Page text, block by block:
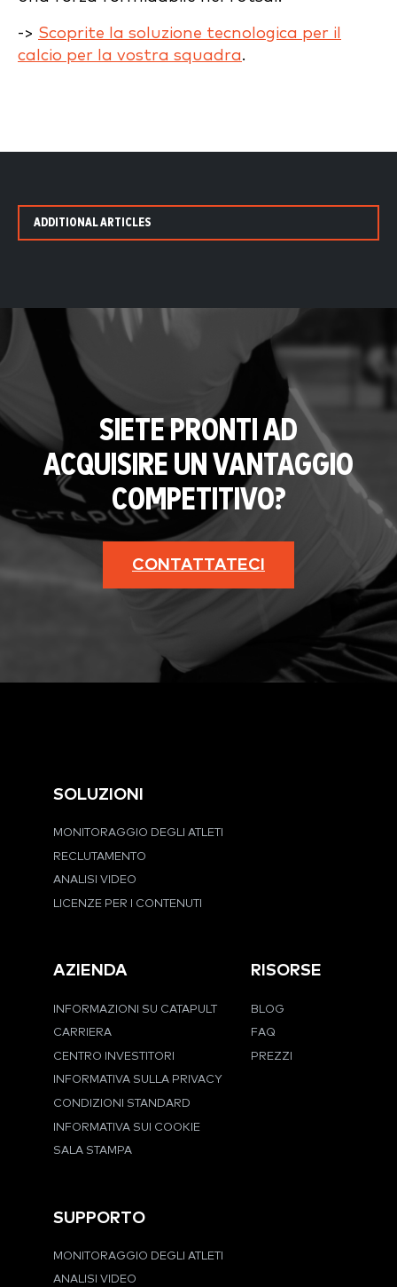
-> Scoprite la soluzione tecnologica per il
calcio per la vostra squadra.
ADDITIONAL ARTICLES
SIETE PRONTI AD
ACQUISIRE UN VANTAGGIO
COMPETITIVO?
CONTATTATECI
SOLUZIONI
MONITORAGGIO DEGLI ATLETI
RECLUTAMENTO
ANALISI VIDEO
LICENZE PER I CONTENUTI
AZIENDA
INFORMAZIONI SU CATAPULT
CARRIERA
CENTRO INVESTITORI
INFORMATIVA SULLA PRIVACY
CONDIZIONI STANDARD
INFORMATIVA SUI COOKIE
SALA STAMPA
RISORSE
BLOG
FAQ
PREZZI
SUPPORTO
MONITORAGGIO DEGLI ATLETI
ANALISI VIDEO